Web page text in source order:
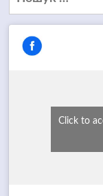
Click to